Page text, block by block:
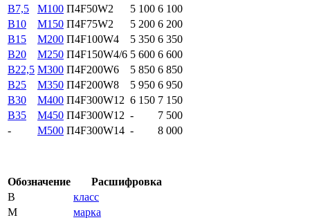
B7,5
М100 П4F50W2 5 100 6 100
B10
М150 П4F75W2 5 200 6 200
B15
М200 П4F100W4 5 350 6 350
B20
М250 П4F150W4/6 5 600 6 600
В22,5 М300 П4F200W6 5 850 6 850
В25
М350 П4F200W8 5 950 6 950
В30
М400 П4F300W12 6 150 7 150
В35
М450 П4F300W12 -
7 500
-
М500 П4F300W14 - 8 000
Обозначение
Расшифровка
В
класс
М
марка